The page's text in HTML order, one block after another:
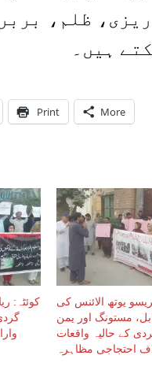
ظلم،
ہیں۔
Print More
کوئٹہ:
یوتھ الائنس کی
مستونگ اور یمن
کے حالیہ واقعات
احتجاجی مظاہرہ